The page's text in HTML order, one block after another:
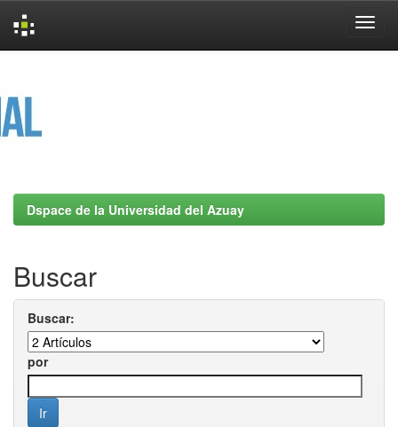
Dspace de la Universidad del Azuay
Buscar
Buscar:
por